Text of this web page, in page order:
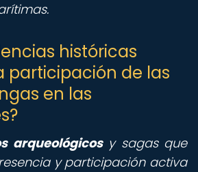
históricas
participación de las
en las
arqueológicosy sagas que
y participación activa